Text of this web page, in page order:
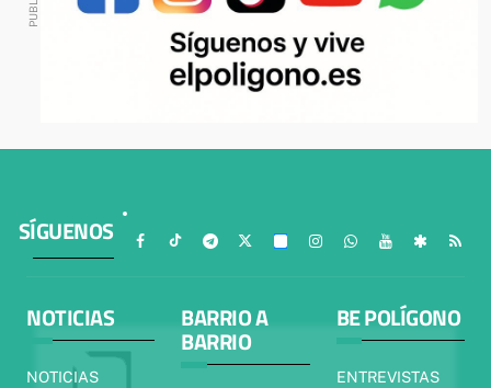
SÍGUENOS
NOTICIAS
NOTICIAS
BARRIO A
BARRIO
BE POLÍGONO
ENTREVISTAS